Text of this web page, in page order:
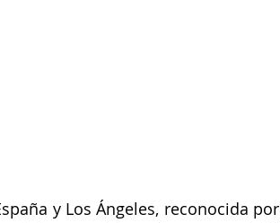
y Los Ángeles, reconocida por